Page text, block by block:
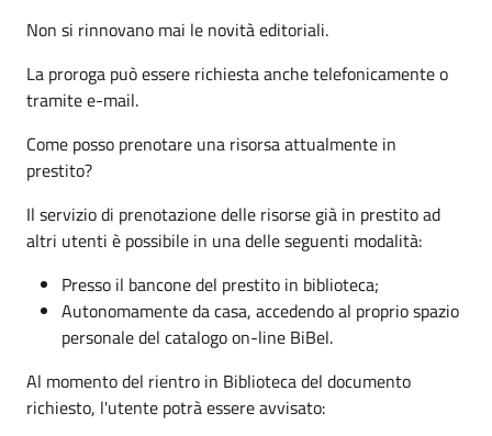
Non si rinnovano mai le novità editoriali.
La proroga può essere richiesta anche telefonicamente o
tramite e-mail.
Come posso prenotare una risorsa attualmente in
prestito?
Il servizio di prenotazione delle risorse già in prestito ad
altri utenti è possibile in una delle seguenti modalità:
Presso il bancone del prestito in biblioteca;
Autonomamente da casa, accedendo al proprio spazio
personale del catalogo on-line BiBel.
Al momento del rientro in Biblioteca del documento
richiesto, l'utente potrà essere avvisato: